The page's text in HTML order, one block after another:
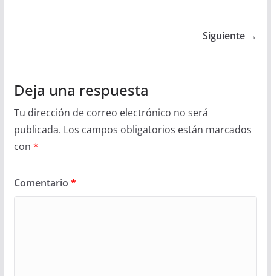
Siguiente →
Deja una respuesta
Tu dirección de correo electrónico no será
publicada. Los campos obligatorios están marcados
con *
Comentario *